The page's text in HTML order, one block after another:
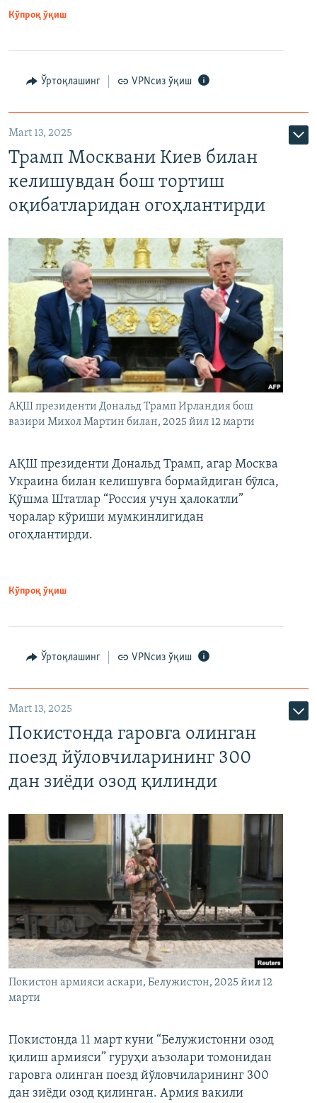
Кўпроқ ўқиш
Ўртоқлашинг VPNсиз ўқиш
Mart 13, 2025
Трамп Москвани Киев билан
келишувдан бош тортиш
оқибатларидан огоҳлантирди
АҚШ президенти Дональд Трамп Ирландия бош
вазири Михол Мартин билан, 2025 йил 12 марти
АҚШ президенти Дональд Трамп, агар Москва
Украина билан келишувга бормайдиган бўлса,
Қўшма Штатлар “Россия учун ҳалокатли”
чоралар кўриши мумкинлигидан
огоҳлантирди.
Кўпроқ ўқиш
Ўртоқлашинг VPNсиз ўқиш
Mart 13, 2025
Покистонда гаровга олинган
поезд йўловчиларининг 300
дан зиёди озод қилинди
Покистон армияси аскари, Белужистон, 2025 йил 12
марти
Покистонда 11 март куни “Белужистонни озод
қилиш армияси” гуруҳи аъзолари томонидан
гаровга олинган поезд йўловчиларининг 300
дан зиёди озод қилинган. Армия вакили